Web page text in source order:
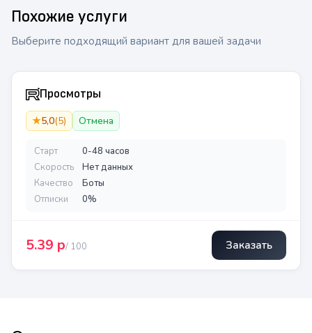
Похожие услуги
Выберите подходящий вариант для вашей задачи
Просмотры
★5,0(5) Отмена
Старт
0-48 часов
Скорость
Нет данных
Качество
Боты
Отписки
0%
5.39 р/ 100 Заказать